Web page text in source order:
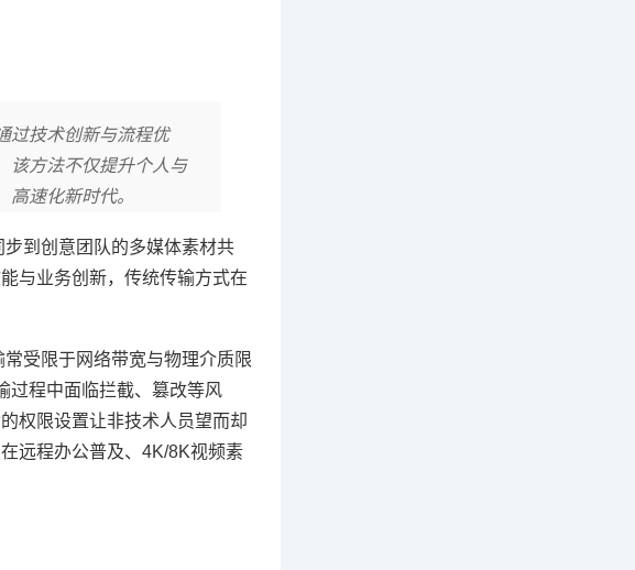
过技术创新与流程优
该方法不仅提升个人与
速化新时代。
到创意团队的多媒体素材共
与业务创新，传统传输方式在
受限于网络带宽与物理介质限
过程中面临拦截、篡改等风
权限设置让非技术人员望而却
远程办公普及、4K/8K视频素